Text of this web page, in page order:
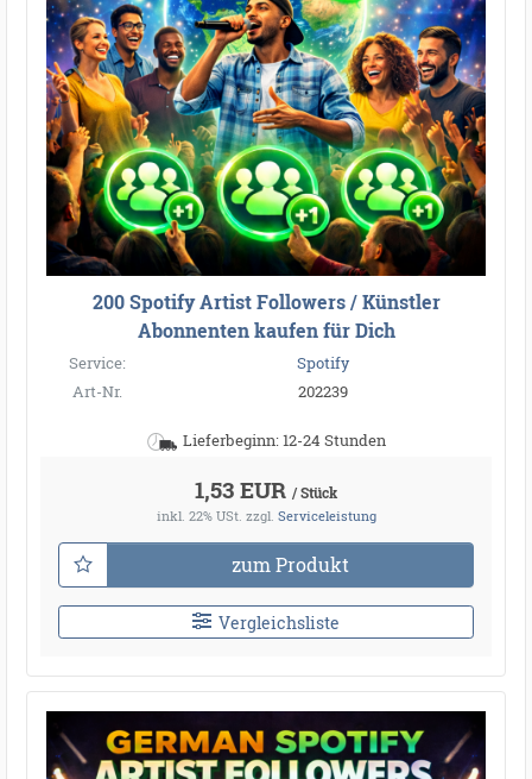
200 Spotify Artist Followers / Künstler
Abonnenten kaufen für Dich
Service:
Spotify
Art-Nr.
202239
Lieferbeginn: 12-24 Stunden
1,53 EUR / Stück
inkl. 22% USt. zzgl. Serviceleistung
zum Produkt
Vergleichsliste